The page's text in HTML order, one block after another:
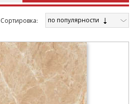
Cортировка: по популярности